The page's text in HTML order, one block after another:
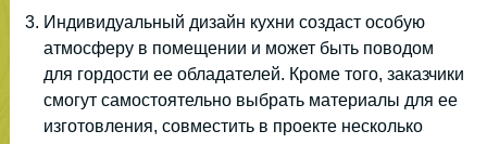
Индивидуальный дизайн кухни создаст особую
атмосферу в помещении и может быть поводом
для гордости ее обладателей. Кроме того, заказчики
смогут самостоятельно выбрать материалы для ее
изготовления, совместить в проекте несколько